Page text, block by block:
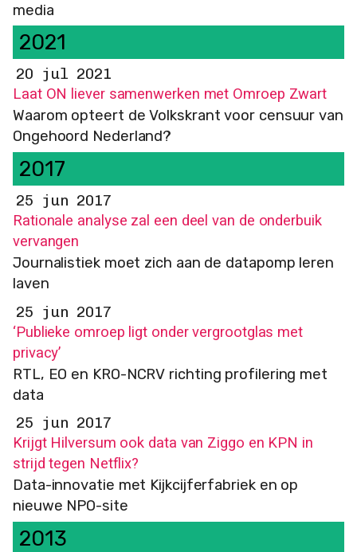
media
2021
20 jul 2021
Laat ON liever samenwerken met Omroep Zwart
Waarom opteert de Volkskrant voor censuur van
Ongehoord Nederland?
2017
25 jun 2017
Rationale analyse zal een deel van de onderbuik
vervangen
Journalistiek moet zich aan de datapomp leren
laven
25 jun 2017
‘Publieke omroep ligt onder vergrootglas met
privacy’
RTL, EO en KRO-NCRV richting profilering met
data
25 jun 2017
Krijgt Hilversum ook data van Ziggo en KPN in
strijd tegen Netflix?
Data-innovatie met Kijkcijferfabriek en op
nieuwe NPO-site
2013